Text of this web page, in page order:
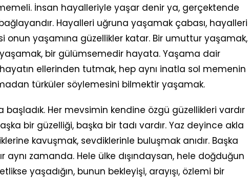
İnsan hayalleriyle yaşar denir ya, gerçektende
Hayalleri uğruna yaşamak çabası, hayalleri
yaşamına güzellikler katar. Bir umuttur yaşamak,
bir gülümsemedir hayata. Yaşama dair
ellerinden tutmak, hep aynı inatla sol memenin
türküler söylemesini bilmektir yaşamak.
başladık. Her mevsimin kendine özgü güzellikleri vardır
bir güzelliği, başka bir tadı vardır. Yaz deyince akla
kavuşmak, sevdiklerinle buluşmak anıdır. Başka
aynı zamanda. Hele ülke dışındaysan, hele doğduğun
yaşadığın, bunun bekleyişi, arayışı, özlemi bir